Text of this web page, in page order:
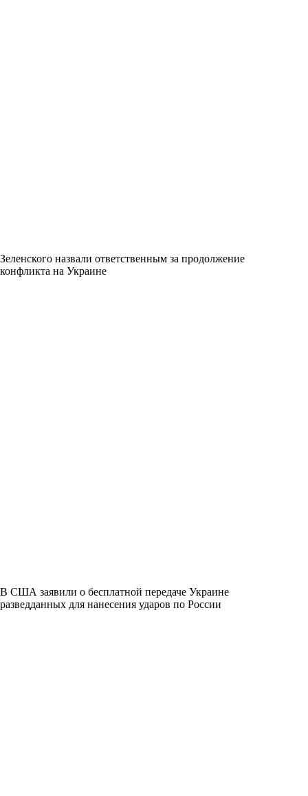
Зеленского назвали ответственным за продолжение
конфликта на Украине
В США заявили о бесплатной передаче Украине
разведданных для нанесения ударов по России